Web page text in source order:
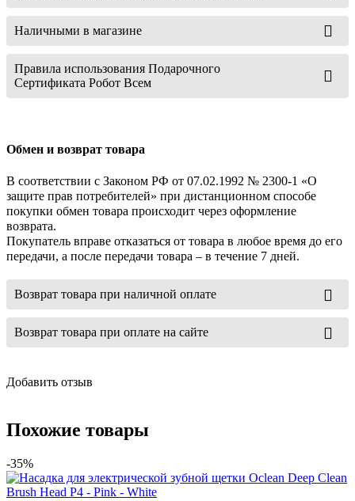
Наличными в магазине
Правила использования Подарочного
Сертификата Робот Всем
Обмен и возврат товара
В соответствии с Законом РФ от 07.02.1992 № 2300-1 «О
защите прав потребителей» при дистанционном способе
покупки обмен товара происходит через оформление
возврата.
Покупатель вправе отказаться от товара в любое время до его
передачи, а после передачи товара – в течение 7 дней.
Возврат товара при наличной оплате
Возврат товара при оплате на сайте
Добавить отзыв
Похожие товары
-35%